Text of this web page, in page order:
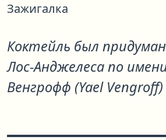
Зажигалка
Коктейль был
Лос-Анджелеса по
Венгрофф (Yael Vengroff)